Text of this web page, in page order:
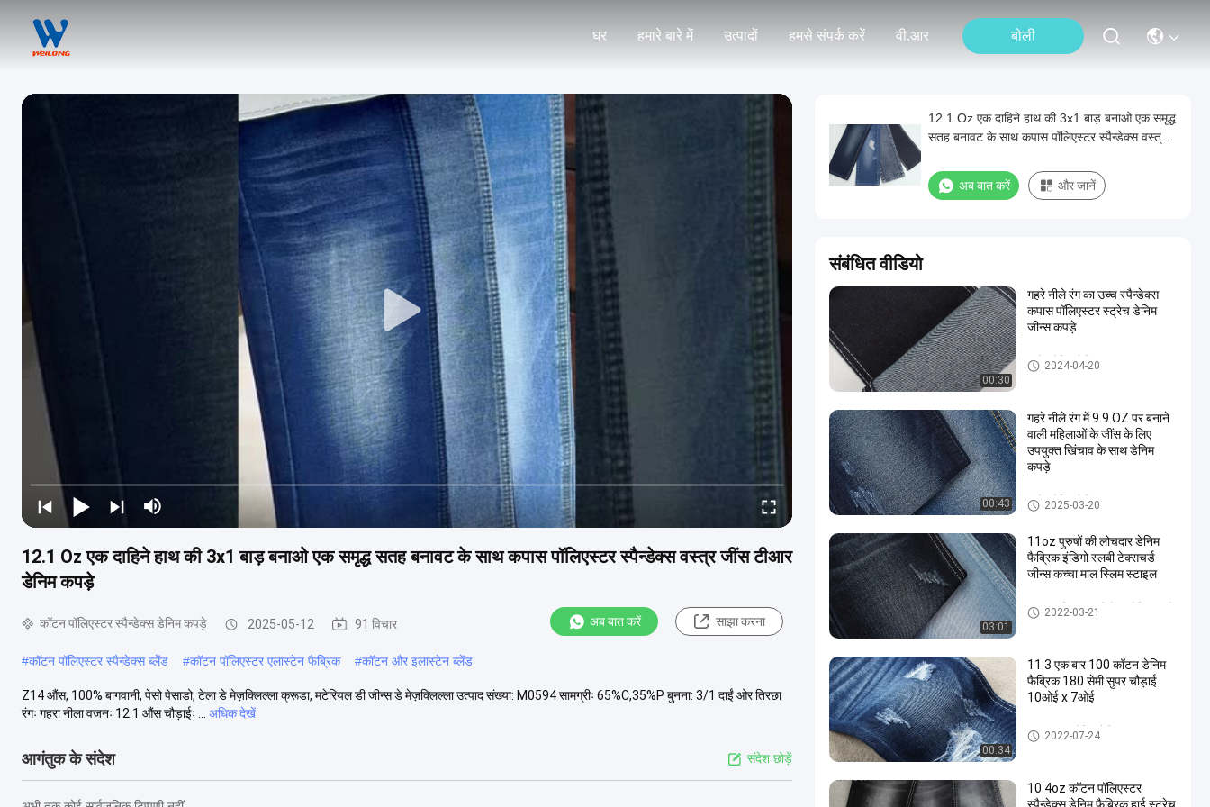
घर हमारे बारे में उत्पादों हमसे संपर्क करें वी.आर बोली
12.1 Oz एक दाहिने हाथ की 3x1 बाड़ बनाओ एक समृद्ध सतह बनावट के साथ कपास पॉलिएस्टर स्पैन्डेक्स वस्त्र जींस टीआर
डेनिम कपड़े
कॉटन पॉलिएस्टर स्पैन्डेक्स डेनिम कपड़े 2025-05-12 91 विचार अब बात करें साझा करना
#कॉटन पॉलिएस्टर स्पैन्डेक्स ब्लेंड #कॉटन पॉलिएस्टर एलास्टेन फैब्रिक #कॉटन और इलास्टेन ब्लेंड
Z14 औंस, 100% बागवानी, पेसो पेसाडो, टेला डे मेज़क्लिल्ला क्रूडा, मटेरियल डी जीन्स डे मेज़क्लिल्ला उत्पाद संख्या: M0594 सामग्रीः 65%C,35%P बुनना: 3/1 दाईं ओर तिरछा
रंगः गहरा नीला वजनः 12.1 औंस चौड़ाईः ...
अधिक देखें
आगंतुक के संदेश संदेश छोड़ें
12.1 Oz एक दाहिने हाथ की 3x1 बाड़ बनाओ एक समृद्ध
सतह बनावट के साथ कपास पॉलिएस्टर स्पैन्डेक्स वस्त्र
अब बात करें और जानें
संबंधित वीडियो
00:30
गहरे नीले रंग का उच्च स्पैन्डेक्स
कपास पॉलिएस्टर स्ट्रेच डेनिम
जीन्स कपड़े
स्ट्रेच डेनिम फैब्रिक
2024-04-20
00:43
गहरे नीले रंग में 9.9 OZ पर बनाने
वाली महिलाओं के जींस के लिए
उपयुक्त खिंचाव के साथ डेनिम
कपड़े
स्ट्रेच डेनिम फैब्रिक
2025-03-20
03:01
11oz पुरुषों की लोचदार डेनिम
फैब्रिक इंडिगो स्लबी टेक्सचर्ड
जीन्स कच्चा माल स्लिम स्टाइल
कॉटन पॉलिएस्टर स्पैन्डेक्स डेनिम कपड़े
2022-03-21
00:34
11.3 एक बार 100 कॉटन डेनिम
फैब्रिक 180 सेमी सुपर चौड़ाई
10ओई x 7ओई
100 कॉटन डेनिम फैब्रिक
2022-07-24
10.4oz कॉटन पॉलिएस्टर